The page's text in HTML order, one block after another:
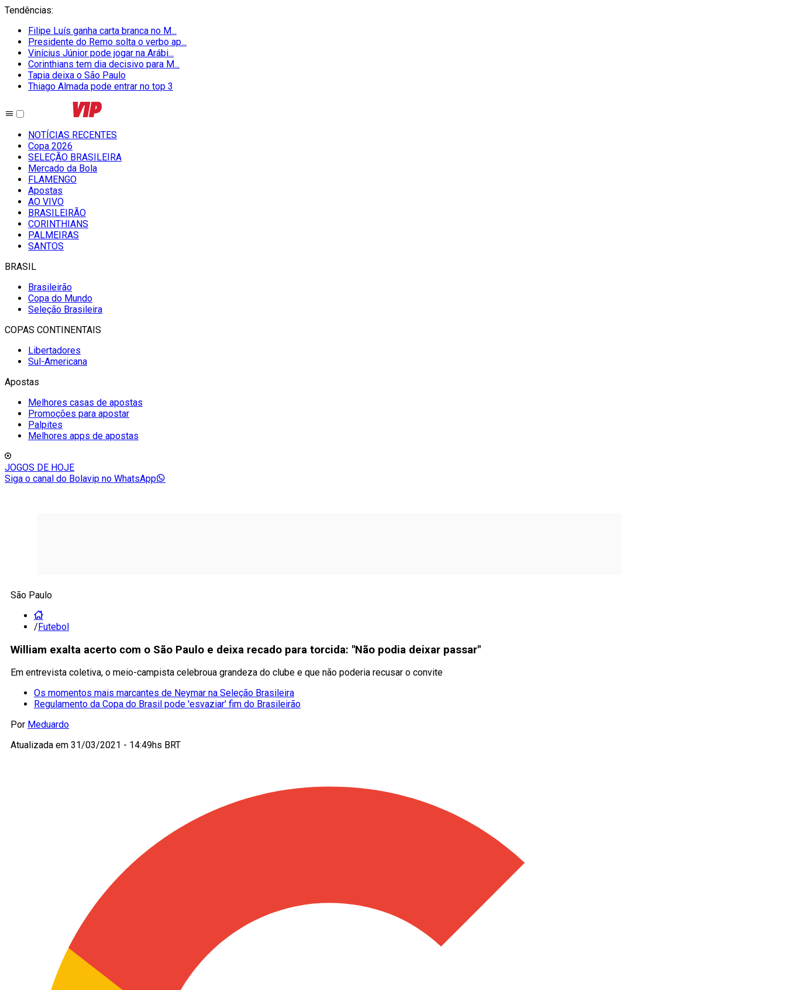
Tendências:
Filipe Luís ganha carta branca no M...
Presidente do Remo solta o verbo ap...
Vinícius Júnior pode jogar na Arábi...
Corinthians tem dia decisivo para M...
Tapia deixa o São Paulo
Thiago Almada pode entrar no top 3
NOTÍCIAS RECENTES
Copa 2026
SELEÇÃO BRASILEIRA
Mercado da Bola
FLAMENGO
Apostas
AO VIVO
BRASILEIRÃO
CORINTHIANS
PALMEIRAS
SANTOS
BRASIL
Brasileirão
Copa do Mundo
Seleção Brasileira
COPAS CONTINENTAIS
Libertadores
Sul-Americana
Apostas
Melhores casas de apostas
Promoções para apostar
Palpites
Melhores apps de apostas
JOGOS DE HOJE
Siga o canal do Bolavip no WhatsApp
São Paulo
/Futebol
William exalta acerto com o São Paulo e deixa recado para torcida: "Não podia deixar passar"
Em entrevista coletiva, o meio-campista celebroua grandeza do clube e que não poderia recusar o convite
Os momentos mais marcantes de Neymar na Seleção Brasileira
Regulamento da Copa do Brasil pode 'esvaziar' fim do Brasileirão
Por Meduardo
Atualizada em 31/03/2021 - 14:49hs BRT